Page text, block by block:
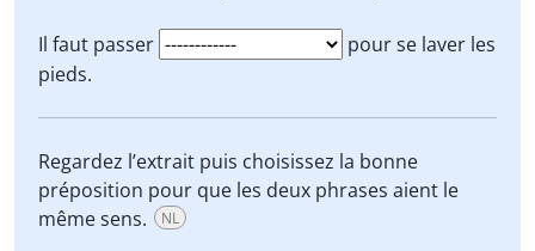
Il faut passer
pour se laver les
pieds.
Regardez l’extrait puis choisissez la bonne
préposition pour que les deux phrases aient le
même sens.
NL